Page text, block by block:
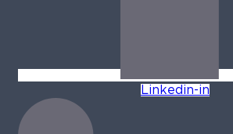
Linkedin-in